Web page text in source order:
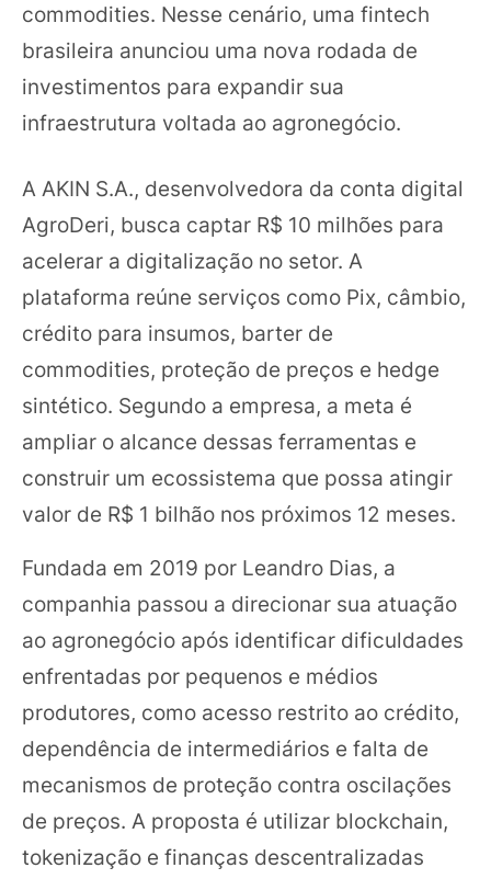
commodities. Nesse cenário, uma fintech
brasileira anunciou uma nova rodada de
investimentos para expandir sua
infraestrutura voltada ao agronegócio.
A AKIN S.A., desenvolvedora da conta digital
AgroDeri, busca captar R$ 10 milhões para
acelerar a digitalização no setor. A
plataforma reúne serviços como Pix, câmbio,
crédito para insumos, barter de
commodities, proteção de preços e hedge
sintético. Segundo a empresa, a meta é
ampliar o alcance dessas ferramentas e
construir um ecossistema que possa atingir
valor de R$ 1 bilhão nos próximos 12 meses.
Fundada em 2019 por Leandro Dias, a
companhia passou a direcionar sua atuação
ao agronegócio após identificar dificuldades
enfrentadas por pequenos e médios
produtores, como acesso restrito ao crédito,
dependência de intermediários e falta de
mecanismos de proteção contra oscilações
de preços. A proposta é utilizar blockchain,
tokenização e finanças descentralizadas